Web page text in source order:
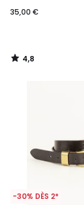
35,00 €
4,8
/
-30% DÈS 2*